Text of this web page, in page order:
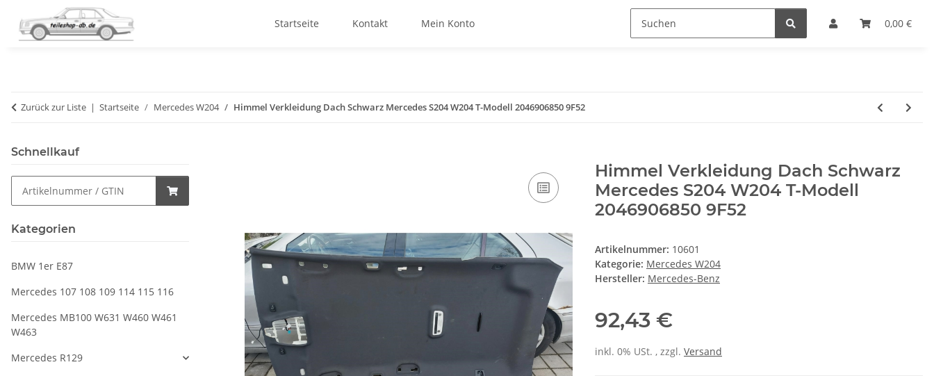
0,00 €
Startseite Kontakt Mein Konto
Zurück zur Liste Startseite Mercedes W204 Himmel Verkleidung Dach Schwarz Mercedes S204 W204 T-Modell 2046906850 9F52
Himmel Verkleidung Dach Schwarz
Mercedes S204 W204 T-Modell
2046906850 9F52
Artikelnummer: 10601
Kategorie: Mercedes W204
Hersteller: Mercedes-Benz
92,43 €
inkl. 0% USt. , zzgl. Versand
Schnellkauf
Kategorien
BMW 1er E87
Mercedes 107 108 109 114 115 116
Mercedes MB100 W631 W460 W461
W463
Mercedes R129